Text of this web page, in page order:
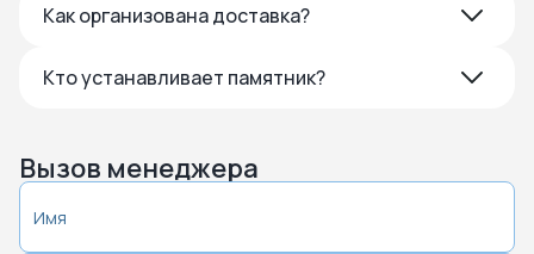
Как организована доставка?
Кто устанавливает памятник?
Вызов менеджера